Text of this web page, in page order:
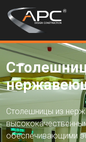
Столешницы из
обеспечивающими